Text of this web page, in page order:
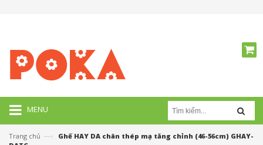
MENU
Trang chủ —›
Ghế HAY DA chân thép mạ tăng chỉnh (46-56cm) GHAY-